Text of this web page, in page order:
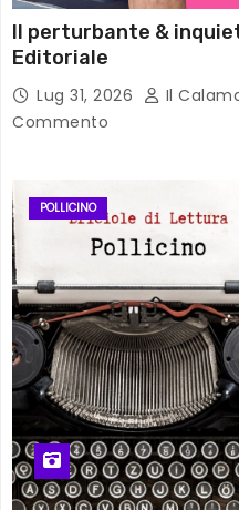
Il perturbante &
Editoriale
Lug 31, 2026 Il
Commento
POLLICINO